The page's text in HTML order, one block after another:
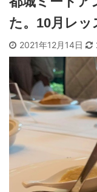
た。10月レッ
2021年12月14日